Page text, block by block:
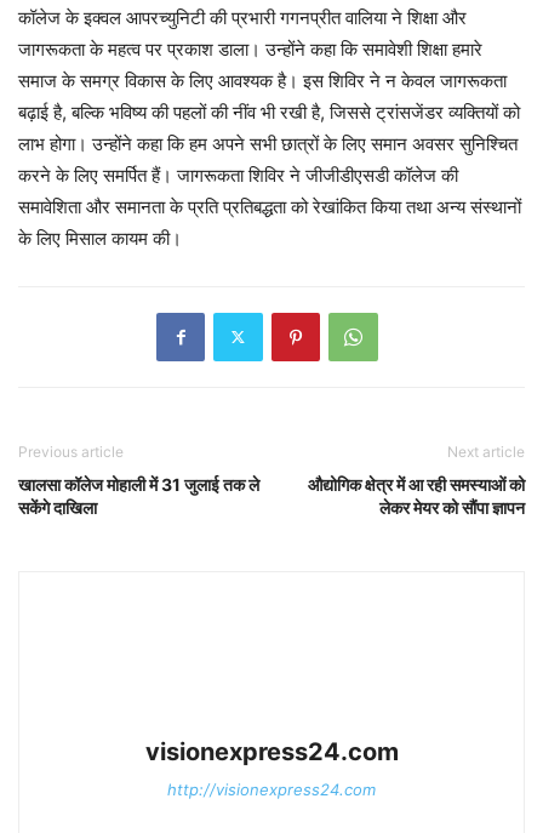
कॉलेज के इक्वल आपरच्युनिटी की प्रभारी गगनप्रीत वालिया ने शिक्षा और
जागरूकता के महत्व पर प्रकाश डाला। उन्होंने कहा कि समावेशी शिक्षा हमारे
समाज के समग्र विकास के लिए आवश्यक है। इस शिविर ने न केवल जागरूकता
बढ़ाई है, बल्कि भविष्य की पहलों की नींव भी रखी है, जिससे ट्रांसजेंडर व्यक्तियों को
लाभ होगा। उन्होंने कहा कि हम अपने सभी छात्रों के लिए समान अवसर सुनिश्चित
करने के लिए समर्पित हैं। जागरूकता शिविर ने जीजीडीएसडी कॉलेज की
समावेशिता और समानता के प्रति प्रतिबद्धता को रेखांकित किया तथा अन्य संस्थानों
के लिए मिसाल कायम की।
Previous article
खालसा कॉलेज मोहाली में 31 जुलाई तक ले
सकेंगे दाखिला
Next article
औद्योगिक क्षेत्र में आ रही समस्याओं को
लेकर मेयर को सौंपा ज्ञापन
visionexpress24.com
http://visionexpress24.com